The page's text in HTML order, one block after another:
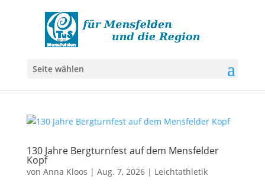
Seite wählen
130 Jahre Bergturnfest auf dem Mensfelder
Kopf
von Anna Kloos | Aug. 7, 2026| Leichtathletik